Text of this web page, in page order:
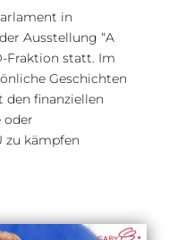
in
Ausstellung “A
Fraktion statt. Im
Geschichten
den finanziellen
oder
zu kämpfen